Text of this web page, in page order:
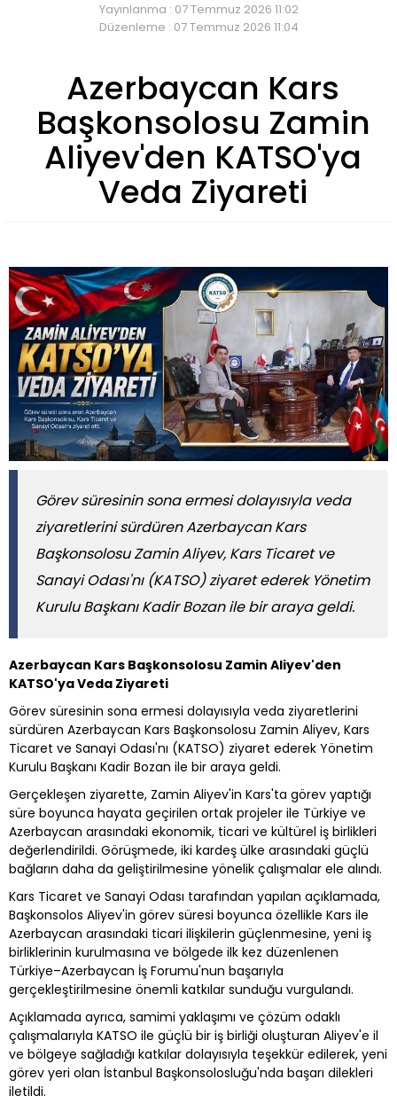
Yayınlanma : 07 Temmuz 2026 11:02
Düzenleme : 07 Temmuz 2026 11:04
Azerbaycan Kars
Başkonsolosu Zamin
Aliyev'den KATSO'ya
Veda Ziyareti
Görev süresinin sona ermesi dolayısıyla veda
ziyaretlerini sürdüren Azerbaycan Kars
Başkonsolosu Zamin Aliyev, Kars Ticaret ve
Sanayi Odası'nı (KATSO) ziyaret ederek Yönetim
Kurulu Başkanı Kadir Bozan ile bir araya geldi.
Azerbaycan Kars Başkonsolosu Zamin Aliyev'den
KATSO'ya Veda Ziyareti
Görev süresinin sona ermesi dolayısıyla veda ziyaretlerini
sürdüren Azerbaycan Kars Başkonsolosu Zamin Aliyev, Kars
Ticaret ve Sanayi Odası'nı (KATSO) ziyaret ederek Yönetim
Kurulu Başkanı Kadir Bozan ile bir araya geldi.
Gerçekleşen ziyarette, Zamin Aliyev'in Kars'ta görev yaptığı
süre boyunca hayata geçirilen ortak projeler ile Türkiye ve
Azerbaycan arasındaki ekonomik, ticari ve kültürel iş birlikleri
değerlendirildi. Görüşmede, iki kardeş ülke arasındaki güçlü
bağların daha da geliştirilmesine yönelik çalışmalar ele alındı.
Kars Ticaret ve Sanayi Odası tarafından yapılan açıklamada,
Başkonsolos Aliyev'in görev süresi boyunca özellikle Kars ile
Azerbaycan arasındaki ticari ilişkilerin güçlenmesine, yeni iş
birliklerinin kurulmasına ve bölgede ilk kez düzenlenen
Türkiye–Azerbaycan İş Forumu'nun başarıyla
gerçekleştirilmesine önemli katkılar sunduğu vurgulandı.
Açıklamada ayrıca, samimi yaklaşımı ve çözüm odaklı
çalışmalarıyla KATSO ile güçlü bir iş birliği oluşturan Aliyev'e il
ve bölgeye sağladığı katkılar dolayısıyla teşekkür edilerek, yeni
görev yeri olan İstanbul Başkonsolosluğu'nda başarı dilekleri
iletildi.